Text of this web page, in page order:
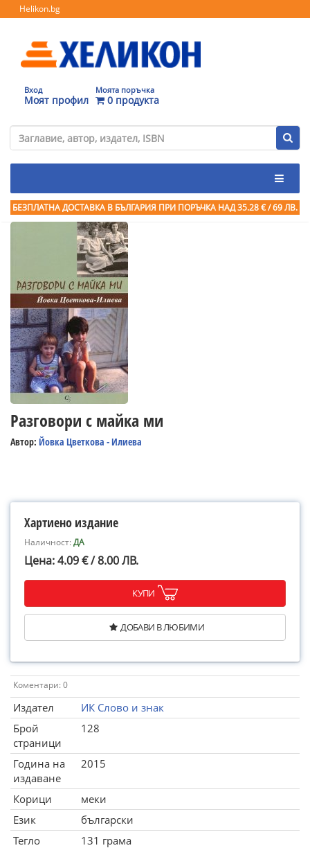
Helikon.bg
Вход
Моят профил
Моята поръчка
0 продукта
БЕЗПЛАТНА ДОСТАВКА В БЪЛГАРИЯ ПРИ ПОРЪЧКА НАД 35.28 € / 69 ЛВ.
Разговори с майка ми
Автор: Йовка Цветкова - Илиева
Хартиено издание
Наличност:ДА
Цена: 4.09 € / 8.00 ЛВ.
КУПИ
ДОБАВИ В ЛЮБИМИ
Коментари: 0
Издател
ИК Слово и знак
Брой
страници
128
Година на
издаване
2015
Корици
меки
Език
български
Тегло
131 грама